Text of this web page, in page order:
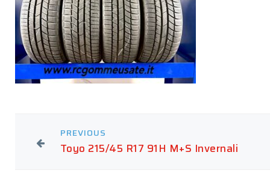
PREVIOUS
Toyo 215/45 R17 91H M+S Invernali